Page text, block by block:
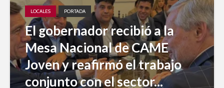
LOCALES PORTADA
El gobernador recibió a la
Mesa Nacional de CAME
Joven y reafirmó el trabajo
conjunto con el sector...